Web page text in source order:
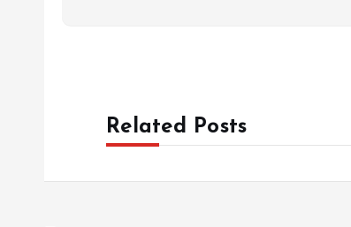
Related Posts